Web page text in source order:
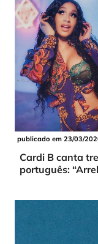
publicado em 23/03/
Cardi B canta
português: